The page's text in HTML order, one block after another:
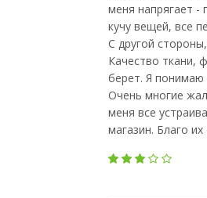
меня напрягает -
кучу вещей, все
С другой
Качество ткани,
берет. Я понимаю
Очень многие
меня все
магазин. Благо